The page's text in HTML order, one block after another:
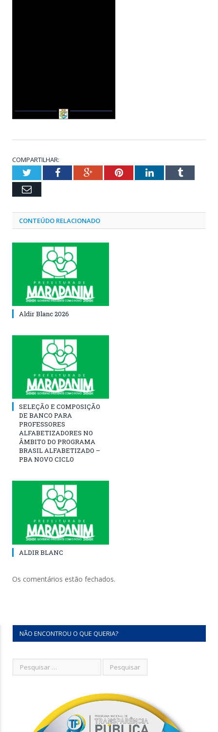
COMPARTILHAR:
TwitterFacebookGoogle+PinterestLinkedInTumblr
Email
CONTEÚDO RELACIONADO
Aldir Blanc 2026
SELEÇÃO E COMPOSIÇÃO
DE BANCO PARA
PROFESSORES
ALFABETIZADORES NO
ÂMBITO DO PROGRAMA
BRASIL ALFABETIZADO –
PBA NOVO CICLO
ALDIR BLANC
Os comentários estão fechados.
NÃO ENCONTROU O QUE QUERIA?